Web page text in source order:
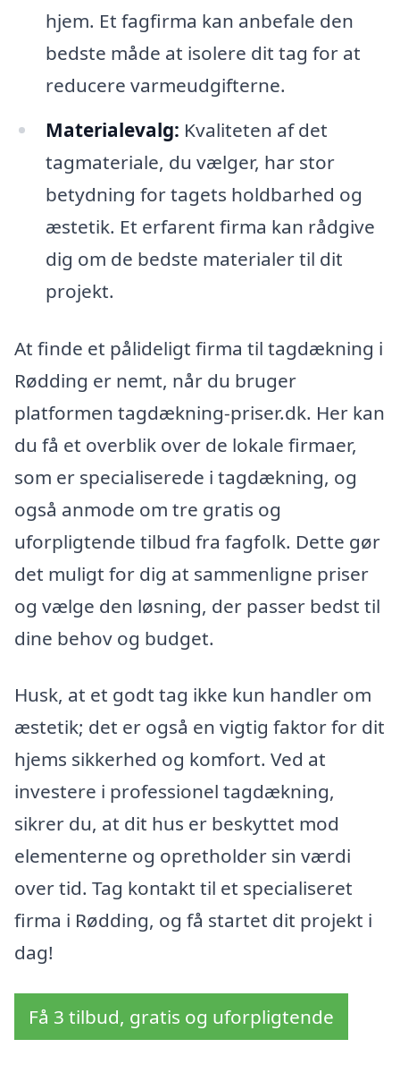
hjem. Et fagfirma kan anbefale den
bedste måde at isolere dit tag for at
reducere varmeudgifterne.
Materialevalg: Kvaliteten af det
tagmateriale, du vælger, har stor
betydning for tagets holdbarhed og
æstetik. Et erfarent firma kan rådgive
dig om de bedste materialer til dit
projekt.
At finde et pålideligt firma til tagdækning i
Rødding er nemt, når du bruger
platformen tagdækning-priser.dk. Her kan
du få et overblik over de lokale firmaer,
som er specialiserede i tagdækning, og
også anmode om tre gratis og
uforpligtende tilbud fra fagfolk. Dette gør
det muligt for dig at sammenligne priser
og vælge den løsning, der passer bedst til
dine behov og budget.
Husk, at et godt tag ikke kun handler om
æstetik; det er også en vigtig faktor for dit
hjems sikkerhed og komfort. Ved at
investere i professionel tagdækning,
sikrer du, at dit hus er beskyttet mod
elementerne og opretholder sin værdi
over tid. Tag kontakt til et specialiseret
firma i Rødding, og få startet dit projekt i
dag!
Få 3 tilbud, gratis og uforpligtende